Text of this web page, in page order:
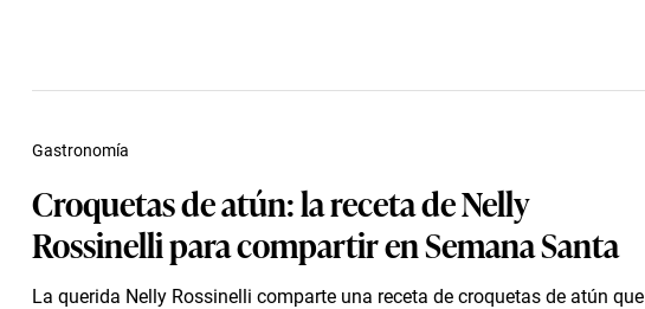
Croquetas de atún: la receta de Nelly
Rossinelli para compartir en Semana Santa
La querida Nelly Rossinelli comparte una receta de croquetas de atún que
Gastronomía